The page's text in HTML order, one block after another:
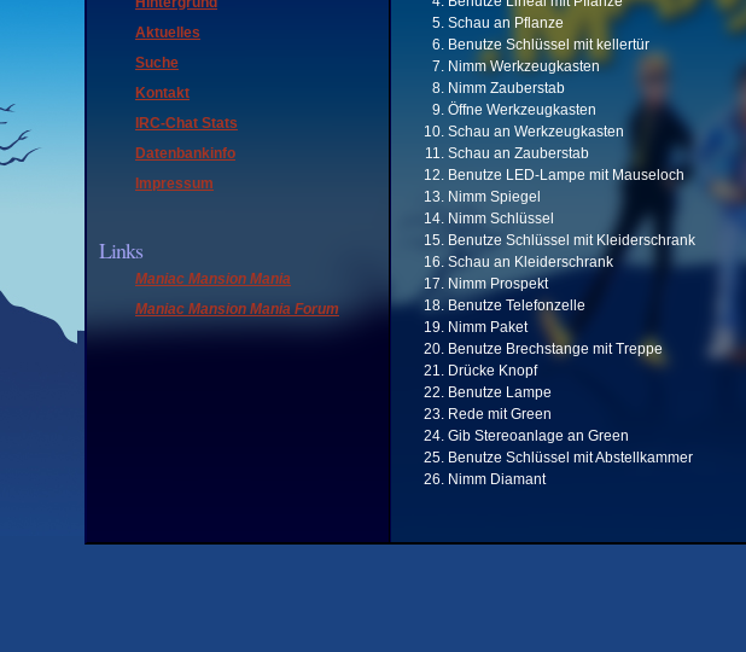
Aktuelles
Suche
Kontakt
IRC-Chat Stats
Datenbankinfo
Impressum
Links
Maniac Mansion Mania
Maniac Mansion Mania Forum
Schau an Pflanze
Benutze Schlüssel mit kellertür
Nimm Werkzeugkasten
Nimm Zauberstab
Öffne Werkzeugkasten
Schau an Werkzeugkasten
Schau an Zauberstab
Benutze LED-Lampe mit Mauseloch
Nimm Spiegel
Nimm Schlüssel
Benutze Schlüssel mit Kleiderschrank
Schau an Kleiderschrank
Nimm Prospekt
Benutze Telefonzelle
Nimm Paket
Benutze Brechstange mit Treppe
Drücke Knopf
Benutze Lampe
Rede mit Green
Gib Stereoanlage an Green
Benutze Schlüssel mit Abstellkammer
Nimm Diamant